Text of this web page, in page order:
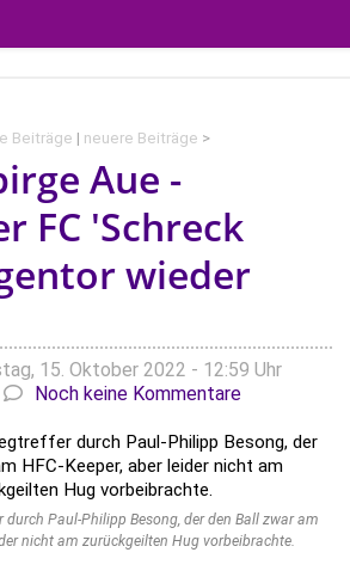
Beiträge | neuere Beiträge >
Aue -
FC 'Schreck
wieder
15. Oktober 2022 - 12:59 Uhr
Noch keine Kommentare
durch Paul-Philipp Besong, der den Ball zwar am
nicht am zurückgeilten Hug vorbeibrachte.